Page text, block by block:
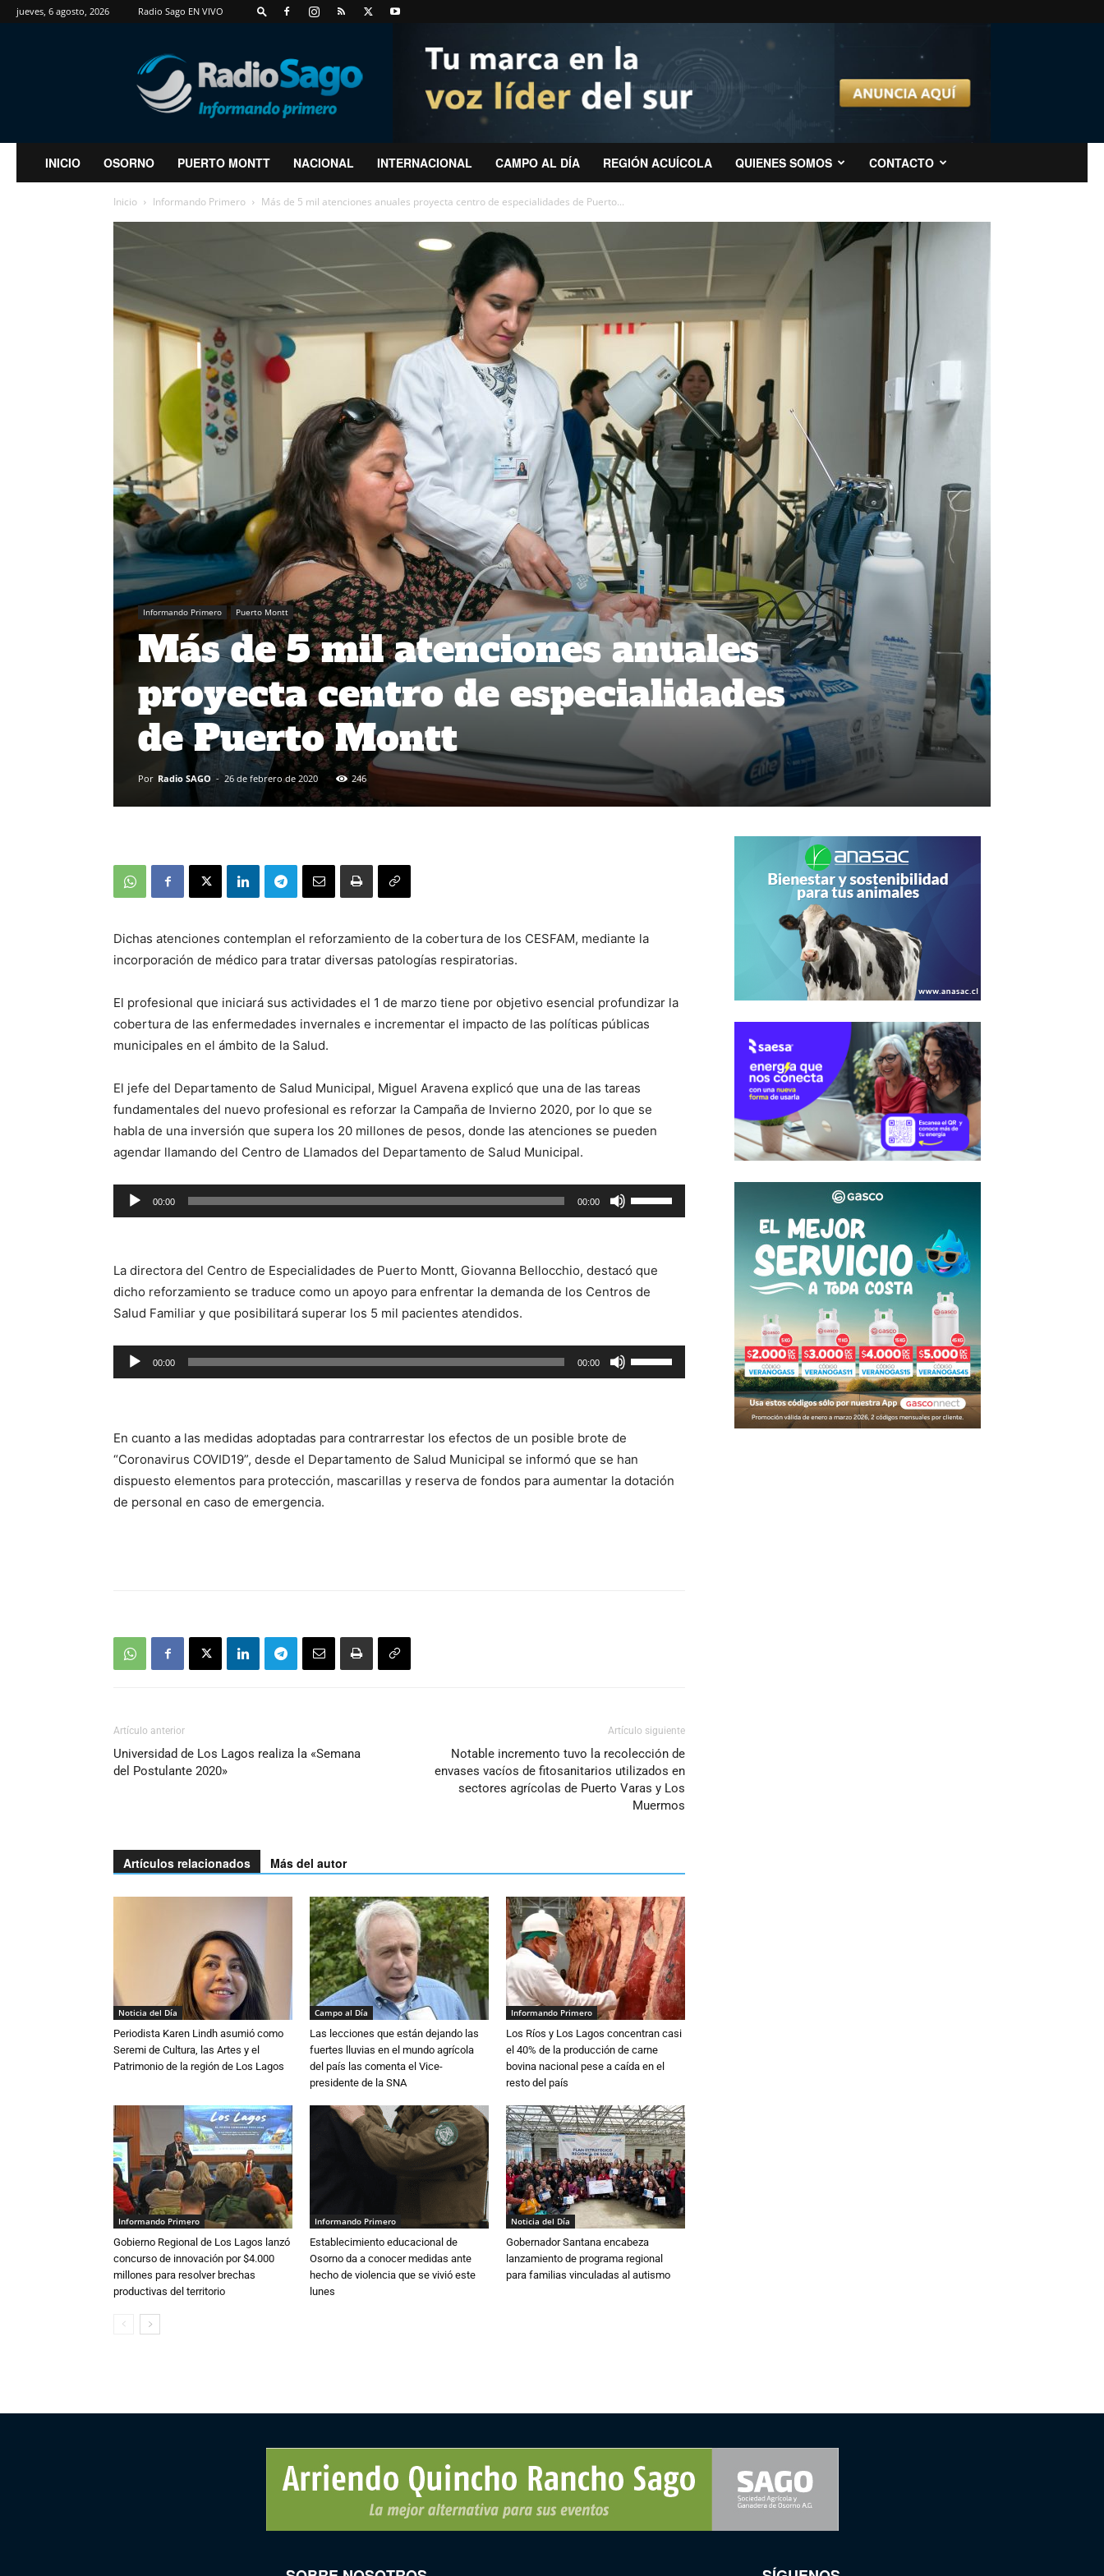
jueves, 6 agosto, 2026 Radio Sago EN VIVO
RadioSago
INICIO OSORNO PUERTO MONTT NACIONAL INTERNACIONAL CAMPO AL DÍA REGIÓN ACUÍCOLA QUIENES SOMOS CONTACTO
Inicio Informando Primero Más de 5 mil atenciones anuales proyecta centro de especialidades de Puerto...
Informando Primero Puerto Montt
Más de 5 mil atenciones anuales
proyecta centro de especialidades
de Puerto Montt
Por Radio SAGO - 26 de febrero de 2020 246
Dichas atenciones contemplan el reforzamiento de la cobertura de los CESFAM, mediante la
incorporación de médico para tratar diversas patologías respiratorias.
El profesional que iniciará sus actividades el 1 de marzo tiene por objetivo esencial profundizar la
cobertura de las enfermedades invernales e incrementar el impacto de las políticas públicas
municipales en el ámbito de la Salud.
El jefe del Departamento de Salud Municipal, Miguel Aravena explicó que una de las tareas
fundamentales del nuevo profesional es reforzar la Campaña de Invierno 2020, por lo que se
habla de una inversión que supera los 20 millones de pesos, donde las atenciones se pueden
agendar llamando del Centro de Llamados del Departamento de Salud Municipal.
Reproductor
de
00:00 00:00
las
flecha
arriba/abajo
aumentar
o
La directora del Centro de Especialidades de Puerto Montt, Giovanna Bellocchio, destacó que
dicho reforzamiento se traduce como un apoyo para enfrentar la demanda de los Centros de
Salud Familiar y que posibilitará superar los 5 mil pacientes atendidos.
Reproductor
de
00:00 00:00
las
arriba/abajo
para
En cuanto a las medidas adoptadas para contrarrestar los efectos de un posible brote de
“Coronavirus COVID19”, desde el Departamento de Salud Municipal se informó que se han
dispuesto elementos para protección, mascarillas y reserva de fondos para aumentar la dotación
de personal en caso de emergencia.
Artículo anterior
Universidad de Los Lagos realiza la «Semana
del Postulante 2020»
Artículo siguiente
Notable incremento tuvo la recolección de
envases vacíos de fitosanitarios utilizados en
sectores agrícolas de Puerto Varas y Los
Muermos
Artículos relacionados Más del autor
Noticia del Día
Periodista Karen Lindh asumió como
Seremi de Cultura, las Artes y el
Patrimonio de la región de Los Lagos
Campo al Día
Las lecciones que están dejando las
fuertes lluvias en el mundo agrícola
del país las comenta el Vice-
presidente de la SNA
Informando Primero
Los Ríos y Los Lagos concentran casi
el 40% de la producción de carne
bovina nacional pese a caída en el
resto del país
Informando Primero
Gobierno Regional de Los Lagos lanzó
concurso de innovación por $4.000
millones para resolver brechas
productivas del territorio
Informando Primero
Establecimiento educacional de
Osorno da a conocer medidas ante
hecho de violencia que se vivió este
lunes
Noticia del Día
Gobernador Santana encabeza
lanzamiento de programa regional
para familias vinculadas al autismo